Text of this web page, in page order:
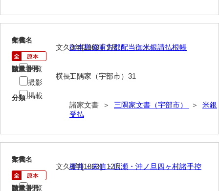
岩見博幸収集史料
上田家文書（防府市）
上野竹逸文書
氏本家文書
宇多田家文書
内田家文書（防府市）
4
文書名
御本勘修甫方郡配当御米銀請払根帳
請求番号
三隅家（宇部市）31
分類
諸家文書 ＞ 三隅家文書（宇部市） ＞ 米銀
受払
年代
文久3年[1863］9月
数量
横長1
閲覧
撮影
掲載
5
文書名
棚井・末信・広瀬・沖ノ旦四ヶ村諸手控
請求番号
年代
文久3年[1863］12月
数量 閲覧